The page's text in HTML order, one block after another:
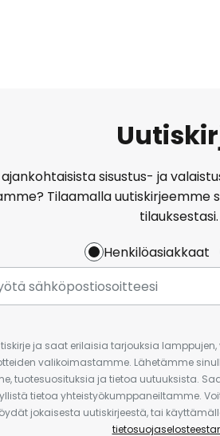
sisustus- ja
Tilaamalla uutiskirjeemme
tilauksestasi.
Henkilöasiakkaat
ja saat erilaisia tarjouksia
valikoimastamme. Lähetämme
tuotesuosituksia ja tietoa uutuuksista.
tietoa yhteistyökumppaneiltamme.
jokaisesta uutiskirjeestä, tai